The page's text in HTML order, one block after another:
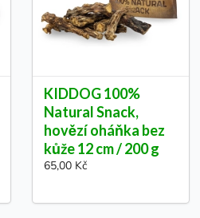
KIDDOG 100%
Natural Snack,
hovězí oháňka bez
kůže 12 cm / 200 g
65,00 Kč